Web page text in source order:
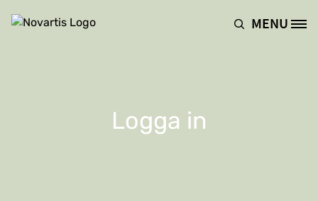
Site Logo MENU
Logga in